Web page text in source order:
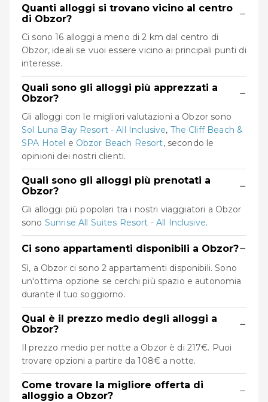
Quanti alloggi si trovano vicino al centro
di Obzor?
−
Ci sono 16 alloggi a meno di 2 km dal centro di
Obzor, ideali se vuoi essere vicino ai principali punti di
interesse.
Quali sono gli alloggi più apprezzati a
Obzor?
−
Gli alloggi con le migliori valutazioni a Obzor sono
Sol Luna Bay Resort - All Inclusive, The Cliff Beach &
SPA Hotel e Obzor Beach Resort, secondo le
opinioni dei nostri clienti.
Quali sono gli alloggi più prenotati a
Obzor?
−
Gli alloggi più popolari tra i nostri viaggiatori a Obzor
sono Sunrise All Suites Resort - All Inclusive.
Ci sono appartamenti disponibili a Obzor?−
Sì, a Obzor ci sono 2 appartamenti disponibili. Sono
un'ottima opzione se cerchi più spazio e autonomia
durante il tuo soggiorno.
Qual è il prezzo medio degli alloggi a
Obzor?
−
Il prezzo medio per notte a Obzor è di 217€. Puoi
trovare opzioni a partire da 108€ a notte.
Come trovare la migliore offerta di
alloggio a Obzor?
−